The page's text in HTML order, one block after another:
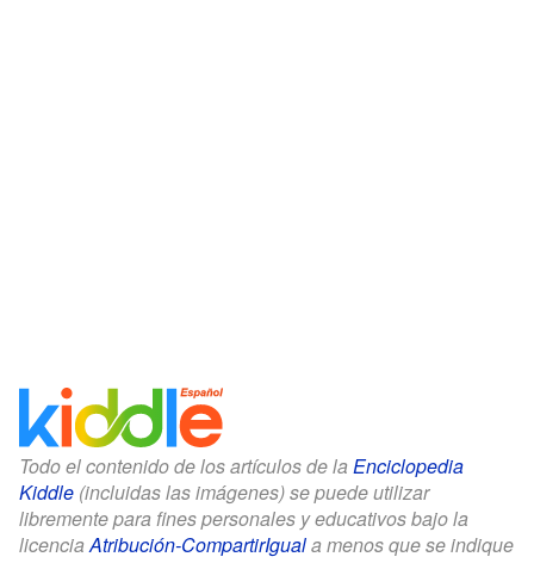
Todo el contenido de los artículos de la Enciclopedia
Kiddle (incluidas las imágenes) se puede utilizar
libremente para fines personales y educativos bajo la
licenciaAtribución-CompartirIguala menos que se indique